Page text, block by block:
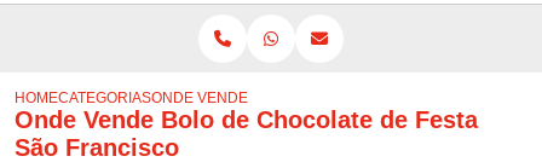
HOMECATEGORIASONDE VENDE BOLO DE CHOCOLATE DE FESTA SÃO
Onde Vende Bolo de Chocolate de Festa
São Francisco